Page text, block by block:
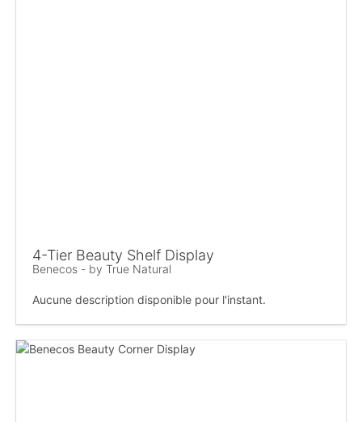
4-Tier Beauty Shelf Display
Benecos - by True Natural
Aucune description disponible pour l'instant.